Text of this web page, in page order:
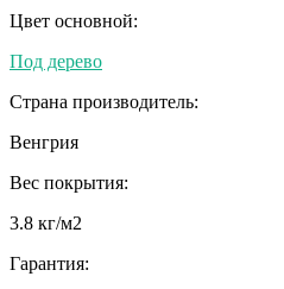
Цвет основной:
Под дерево
Страна производитель:
Венгрия
Вес покрытия:
3.8 кг/м2
Гарантия: